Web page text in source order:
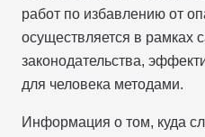
работ по избавлению от
осуществляется в рамках
законодательства,
для человека методами.
Информация о том, куда